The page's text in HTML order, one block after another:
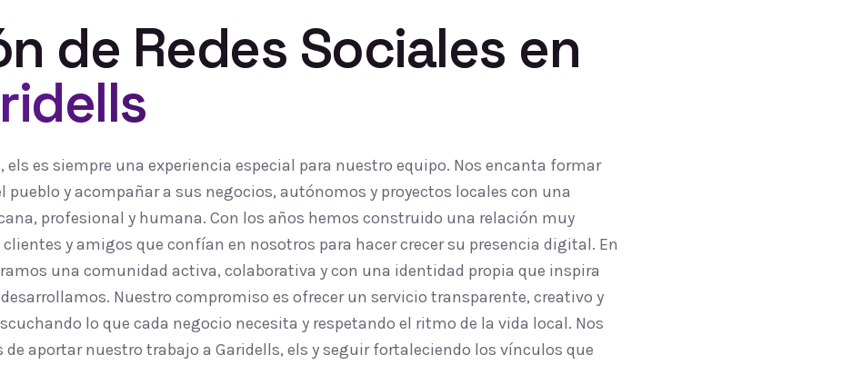
de Redes Sociales en
els es siempre una experiencia especial para nuestro equipo. Nos encanta formar
pueblo y acompañar a sus negocios, autónomos y proyectos locales con una
profesional y humana. Con los años hemos construido una relación muy
y amigos que confían en nosotros para hacer crecer su presencia digital. En
una comunidad activa, colaborativa y con una identidad propia que inspira
Nuestro compromiso es ofrecer un servicio transparente, creativo y
lo que cada negocio necesita y respetando el ritmo de la vida local. Nos
aportar nuestro trabajo a Garidells, els y seguir fortaleciendo los vínculos que